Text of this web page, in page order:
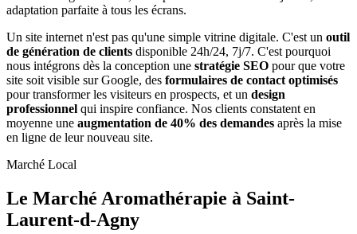
adaptation parfaite à tous les écrans.
Un site internet n'est pas qu'une simple vitrine digitale. C'est un outil
de génération de clients disponible 24h/24, 7j/7. C'est pourquoi
nous intégrons dès la conception une stratégie SEO pour que votre
site soit visible sur Google, des formulaires de contact optimisés
pour transformer les visiteurs en prospects, et un design
professionnel qui inspire confiance. Nos clients constatent en
moyenne une augmentation de 40% des demandes après la mise
en ligne de leur nouveau site.
Marché Local
Le Marché Aromathérapie à Saint-
Laurent-d-Agny